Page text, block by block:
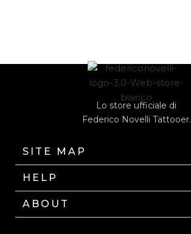
Lo store ufficiale di
Federico Novelli Tattooer.
SITE MAP
HELP
ABOUT